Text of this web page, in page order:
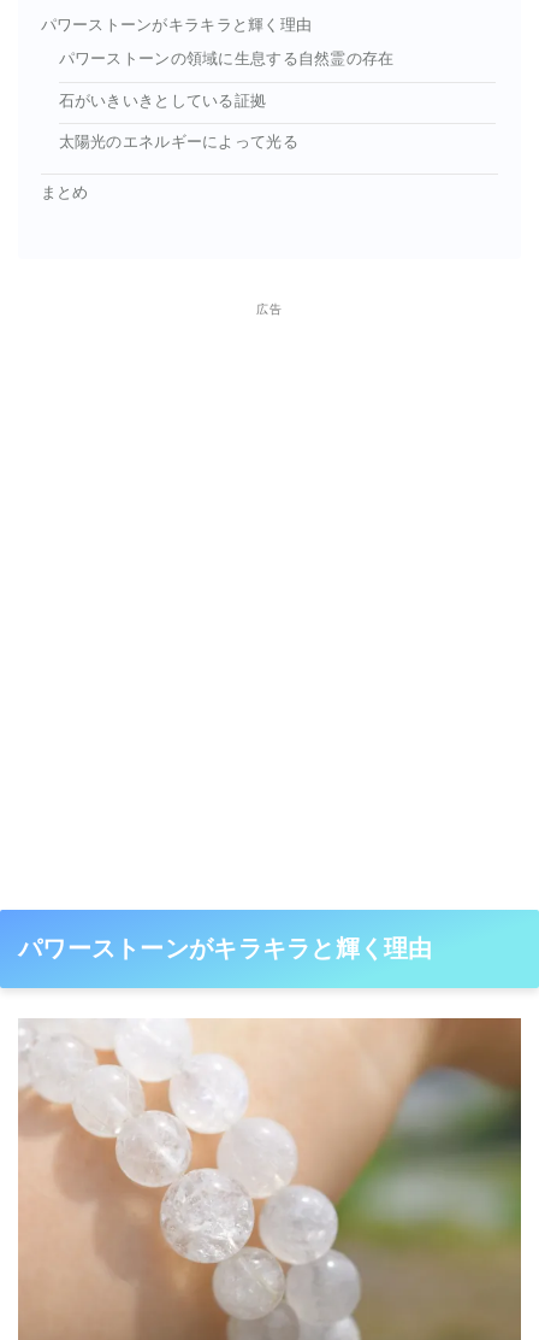
パワーストーンがキラキラと輝く理由
パワーストーンの領域に生息する自然霊の存在
石がいきいきとしている証拠
太陽光のエネルギーによって光る
まとめ
広告
パワーストーンがキラキラと輝く理由